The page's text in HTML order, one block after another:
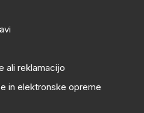
ali reklamacijo
in elektronske opreme